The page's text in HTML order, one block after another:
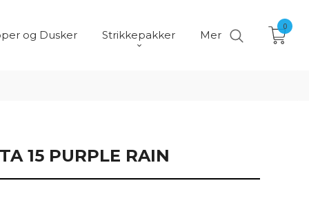
og Dusker Strikkepakker Mer
0
15 PURPLE RAIN